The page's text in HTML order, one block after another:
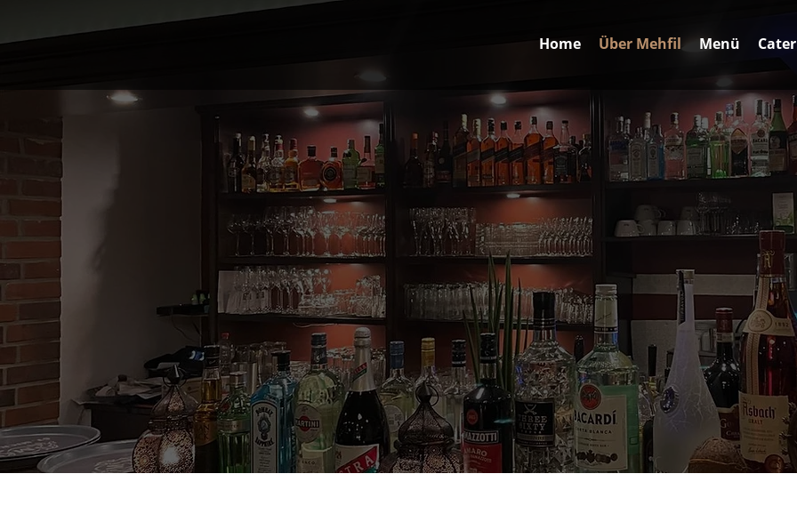
Home Über Mehfil Menü
Die Geschichte hinter Mehfil
Hinter Mehfil steht die Leidenschaft, die indische Esskultur in all ihrer Vielfalt nach Norderstedt zu bringen. Von
Spezialitäten und Traditionen, um Ihnen die echte Seele Indiens näherzubringen. Mehfil ist mehr als ein
Werden Sie Partner